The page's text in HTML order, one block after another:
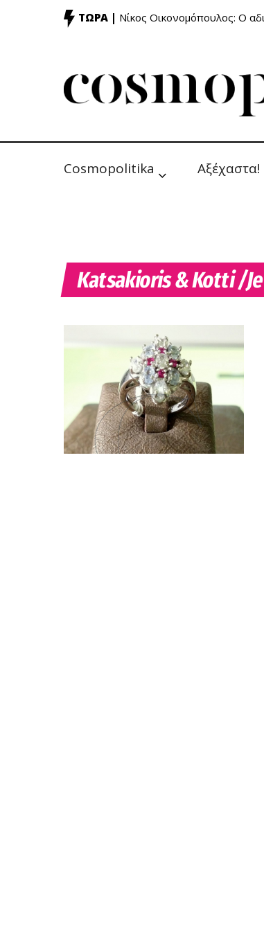
ΤΩΡΑ | Νίκος Οικονομόπουλος: Ο
Cosmopolitika Αξέχαστα!
Katsakioris & Kotti /